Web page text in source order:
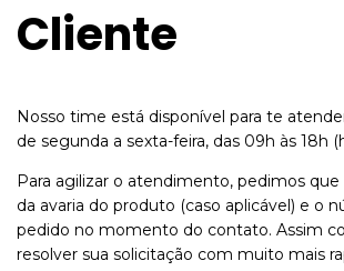
Cliente
Nosso time está disponível para te
de segunda a sexta-feira, das 09h às 18h
Para agilizar o atendimento, pedimos
da avaria do produto (caso aplicável) e o
pedido no momento do contato. Assim
resolver sua solicitação com muito mais